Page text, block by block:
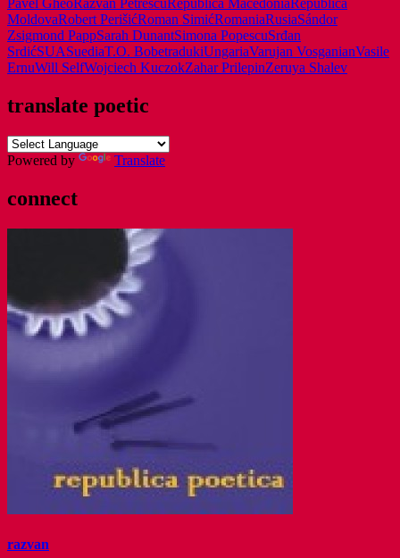
Pavel GheoRazvan PetrescuRepublica MacedoniaRepublica
MoldovaRobert PerišićRoman SimićRomaniaRusiaSándor
Zsigmond PappSarah DunantSimona PopescuSrđan
SrdićSUASuediaT.O. BobetradukiUngariaVarujan VosganianVasile
ErnuWill SelfWojciech KuczokZahar PrilepinZeruya Shalev
translate poetic
Powered by Translate
connect
razvan